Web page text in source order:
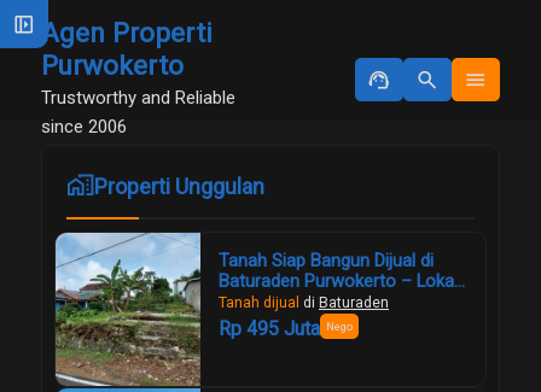
Agen Properti
Purwokerto
Trustworthy and Reliable
since 2006
support_agent search menu
maps_home_workProperti Unggulan
Tanah Siap Bangun Dijual di
Baturaden Purwokerto – Lokasi
Strategis, View Gunung Slamet,
Harga Murah!
Tanah dijual di Baturaden
Rp 495 Juta Nego
left_panel_open